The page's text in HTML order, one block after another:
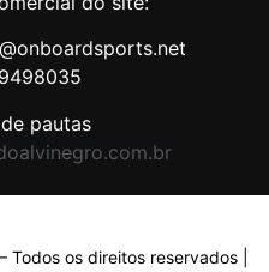
pautas
os direitos reservados |